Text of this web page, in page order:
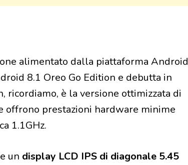
alimentato dalla piattaforma Android
8.1 Oreo Go Edition e debutta in
ricordiamo, è la versione ottimizzata di
prestazioni hardware minime
1.1GHz.
un display LCD IPS di diagonale 5.45